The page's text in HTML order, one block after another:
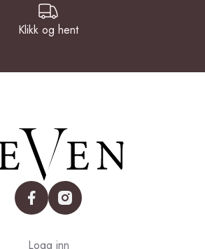
Klikk og hent
facebookinstagram
Logg inn